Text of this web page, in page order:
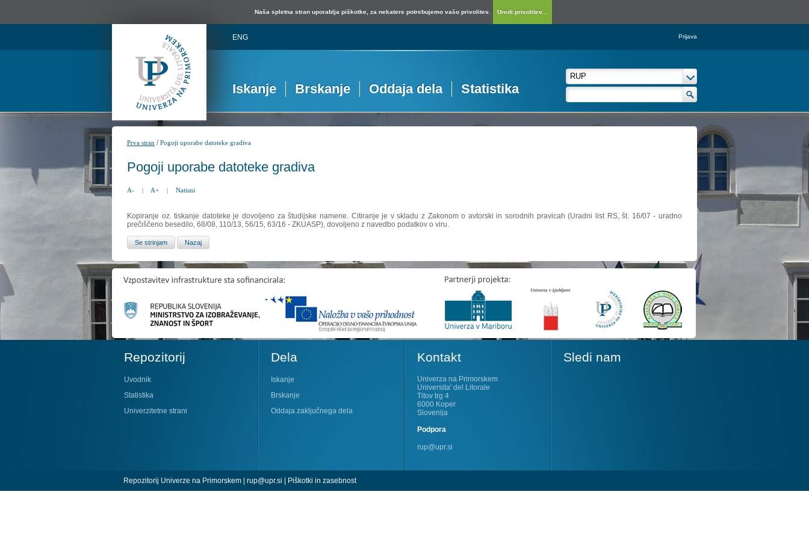
Naša spletna stran uporablja piškotke, za nekatere potrebujemo vašo privolitev. Uredi privolitev...
ENG Prijava
Iskanje Brskanje Oddaja dela Statistika
Prva stran /Pogoji uporabe datoteke gradiva
Pogoji uporabe datoteke gradiva
A- | A+ | Natisni
Kopiranje oz. tiskanje datoteke je dovoljeno za študijske namene. Citiranje je v skladu z Zakonom o avtorski in sorodnih pravicah (Uradni list RS, št. 16/07 - uradno
prečiščeno besedilo, 68/08, 110/13, 56/15, 63/16 - ZKUASP), dovoljeno z navedbo podatkov o viru.
Repozitorij
Uvodnik
Statistika
Univerzitetne strani
Dela
Iskanje
Brskanje
Oddaja zaključnega dela
Kontakt
Univerza na Primorskem
Universita' del Litorale
Titov trg 4
6000 Koper
Slovenija
Podpora
rup@upr.si
Sledi nam
Repozitorij Univerze na Primorskem | rup@upr.si | Piškotki in zasebnost